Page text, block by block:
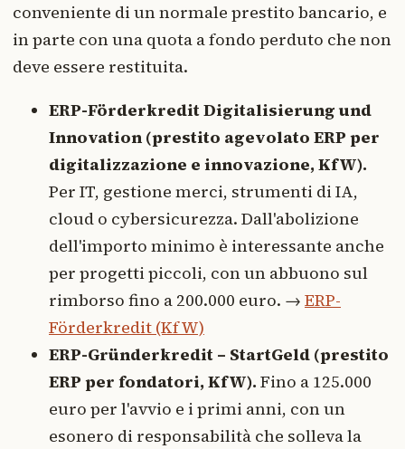
conveniente di un normale prestito bancario, e
in parte con una quota a fondo perduto che non
deve essere restituita.
ERP-Förderkredit Digitalisierung und
Innovation (prestito agevolato ERP per
digitalizzazione e innovazione, KfW).
Per IT, gestione merci, strumenti di IA,
cloud o cybersicurezza. Dall'abolizione
dell'importo minimo è interessante anche
per progetti piccoli, con un abbuono sul
rimborso fino a 200.000 euro. → ERP-
Förderkredit (KfW)
ERP-Gründerkredit – StartGeld (prestito
ERP per fondatori, KfW). Fino a 125.000
euro per l'avvio e i primi anni, con un
esonero di responsabilità che solleva la